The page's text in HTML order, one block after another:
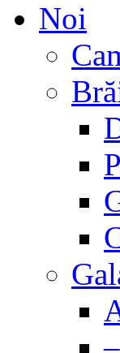
Noi